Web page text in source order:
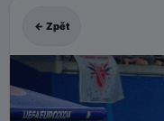
← Zpět